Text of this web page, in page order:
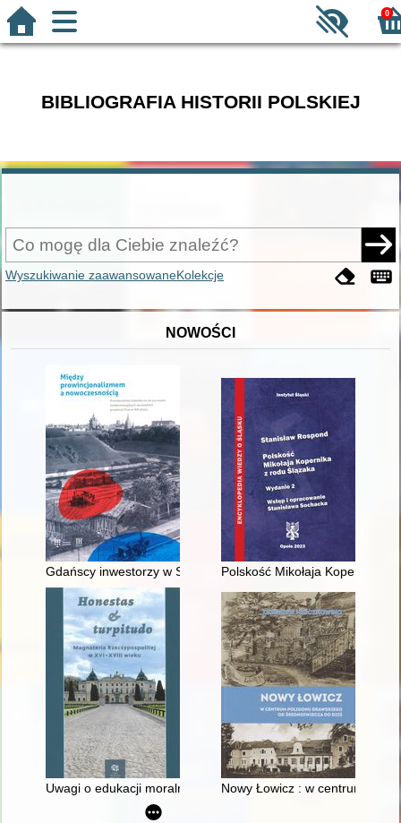
0
BIBLIOGRAFIA HISTORII POLSKIEJ
Wyszukiwanie zaawansowaneKolekcje
NOWOŚCI
Gdańscy inwestorzy w Sopocie : prestiż finansowy i
Polskość Mikołaja Kopernika z
Uwagi o edukacji moralnej synów szlacheckich w XVI-
Nowy Łowicz : w centrum